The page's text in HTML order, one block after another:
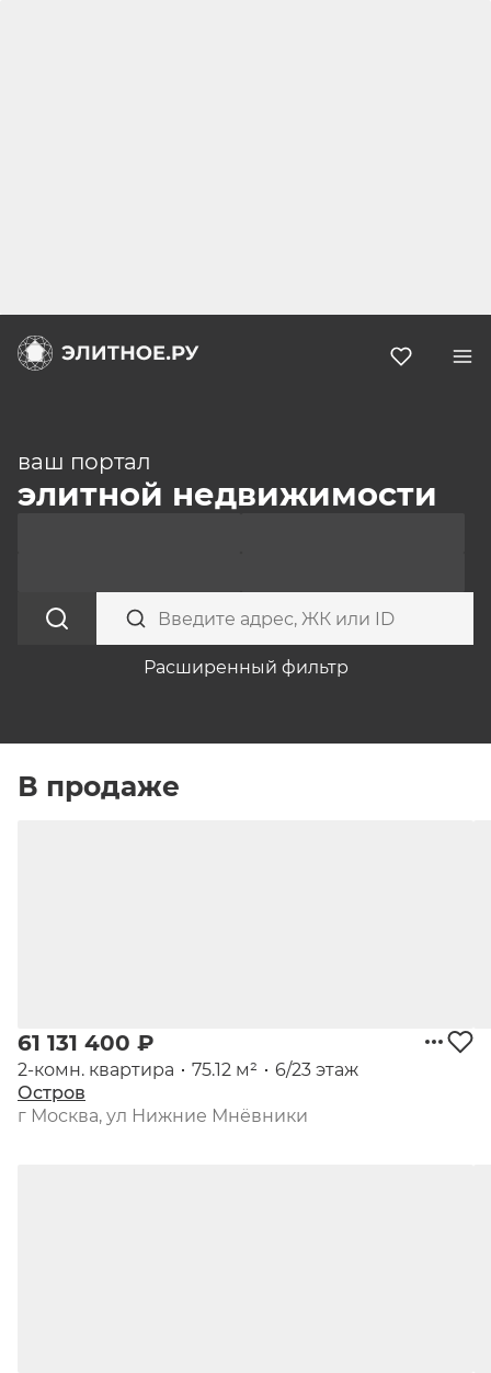
элитной
недвижимости
ваш портал
элитной недвижимости
Расширенный фильтр
В продаже
61 131 400 ₽
2-комн. квартира 75.12 м²
6/23 этаж
Остров
г Москва, ул Нижние Мнёвники